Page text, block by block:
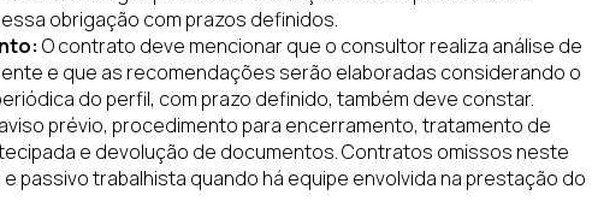
obrigação com prazos definidos.
O contrato deve mencionar que o consultor realiza análise de
e que as recomendações serão elaboradas considerando o
do perfil, com prazo definido, também deve constar.
prévio, procedimento para encerramento, tratamento de
e devolução de documentos. Contratos omissos neste
passivo trabalhista quando há equipe envolvida na prestação do